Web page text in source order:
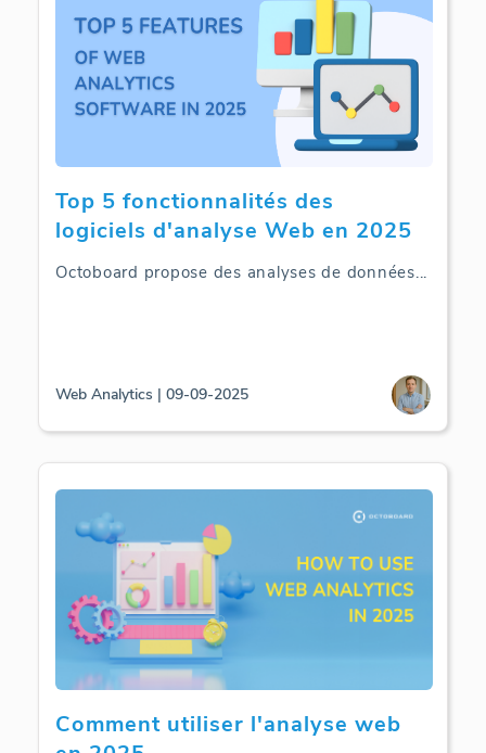
Top 5 fonctionnalités des
logiciels d'analyse Web en 2025
Octoboard propose des analyses de données...
Web Analytics | 09-09-2025
Comment utiliser l'analyse web